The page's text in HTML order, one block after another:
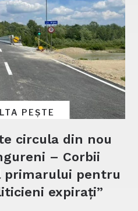
PEȘTE
circula din nou
– Corbii
primarului pentru
expirați”